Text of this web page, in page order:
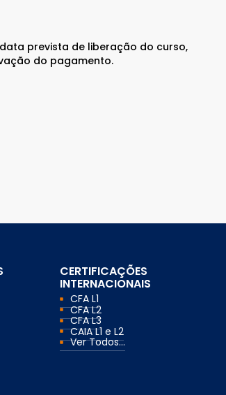
prevista de liberação do curso,
do pagamento.
CERTIFICAÇÕES
INTERNACIONAIS
CFA L1
CFA L2
CFA L3
CAIA L1 e L2
Ver Todos...